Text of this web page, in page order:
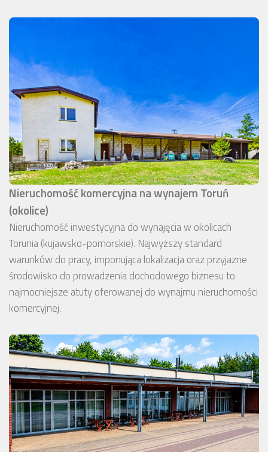
Nieruchomość komercyjna na wynajem Toruń
(okolice)
Nieruchomość inwestycyjna do wynajęcia w okolicach
Torunia (kujawsko-pomorskie). Najwyższy standard
warunków do pracy, imponująca lokalizacja oraz przyjazne
środowisko do prowadzenia dochodowego biznesu to
najmocniejsze atuty oferowanej do wynajmu nieruchomości
komercyjnej.